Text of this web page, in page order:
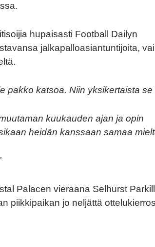
hupaisasti Football Dailyn
jalkapalloasiantuntijoita,
pakko katsoa. Niin yksikertaista se
kuukauden ajan ja opin
heidän kanssaan samaa
Palacen vieraana Selhurst
piikkipaikan jo neljättä